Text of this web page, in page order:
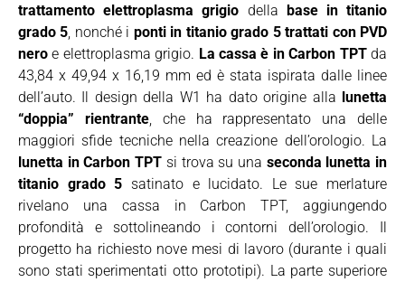
trattamento elettroplasma grigio della base in titanio
grado 5 , nonché i ponti in titanio grado 5 trattati con PVD
nero e elettroplasma grigio. La cassa è in Carbon TPTda
43,84 x 49,94 x 16,19 mm ed è stata ispirata dalle linee
dell’auto. Il design della W1 ha dato origine alla lunetta
“doppia” rientrante, che ha rappresentato una delle
maggiori sfide tecniche nella creazione dell’orologio. La
lunetta in Carbon TPT si trova su una seconda lunetta in
titanio grado 5 satinato e lucidato. Le sue merlature
rivelano una cassa in Carbon TPT, aggiungendo
profondità e sottolineando i contorni dell’orologio. Il
progetto ha richiesto nove mesi di lavoro (durante i quali
sono stati sperimentati otto prototipi). La parte superiore